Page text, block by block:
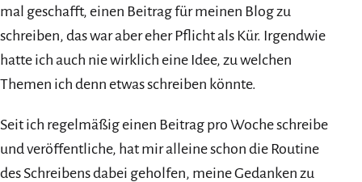
mal geschafft, einen Beitrag für meinen Blog zu
schreiben, das war aber eher Pflicht als Kür. Irgendwie
hatte ich auch nie wirklich eine Idee, zu welchen
Themen ich denn etwas schreiben könnte.
Seit ich regelmäßig einen Beitrag pro Woche schreibe
und veröffentliche, hat mir alleine schon die Routine
des Schreibens dabei geholfen, meine Gedanken zu